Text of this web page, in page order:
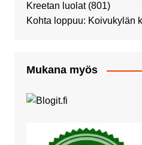
Kreetan luolat (801)
Kohta loppuu: Koivukylän
Mukana myös